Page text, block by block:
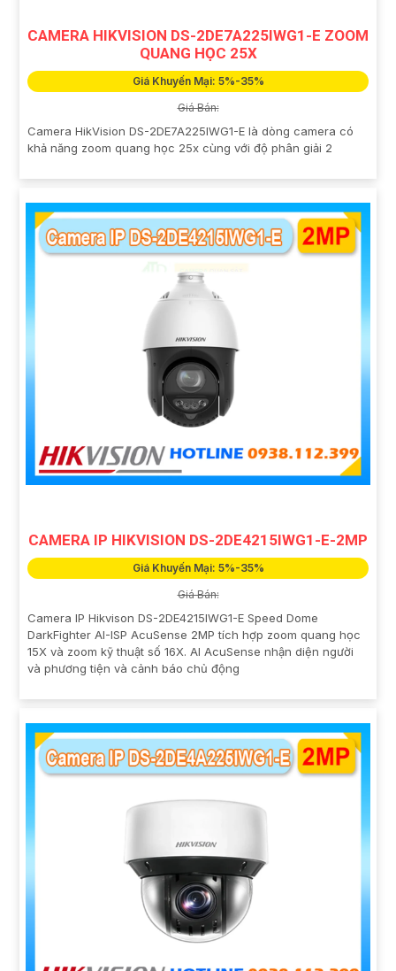
CAMERA HIKVISION DS-2DE7A225IWG1-E ZOOM
QUANG HỌC 25X
Giá Khuyến Mại: 5%-35%
Giá Bán:
Camera HikVision DS-2DE7A225IWG1-E là dòng camera có
khả năng zoom quang học 25x cùng với độ phân giải 2
CAMERA IP HIKVISION DS-2DE4215IWG1-E-2MP
Giá Khuyến Mại: 5%-35%
Giá Bán:
Camera IP Hikvison DS-2DE4215IWG1-E Speed Dome
DarkFighter AI-ISP AcuSense 2MP tích hợp zoom quang học
15X và zoom kỹ thuật số 16X. AI AcuSense nhận diện người
và phương tiện và cảnh báo chủ động